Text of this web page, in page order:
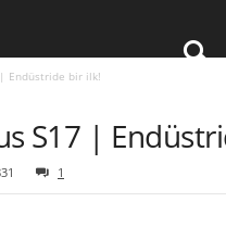
| Endüstride bir ilk!
S17 |
1